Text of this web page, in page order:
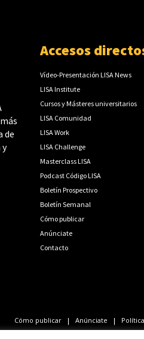
de
y
Accesos
Vídeo-Presentación LISA News
LISA Institute
Cursos y Másteres universitarios
LISA Comunidad
LISA Work
LISA Challenge
Masterclass LISA
Podcast Código LISA
Boletín Prospectivo
Boletín Semanal
Cómo publicar
Anúnciate
Contacto
Cómo publicar Anúnciate